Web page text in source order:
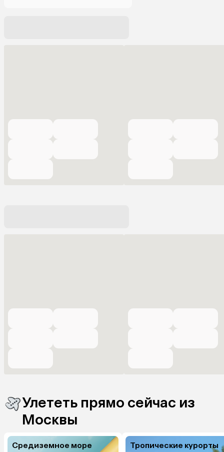
Улететь прямо сейчас из
Москвы
Средиземное море Тропические курорты